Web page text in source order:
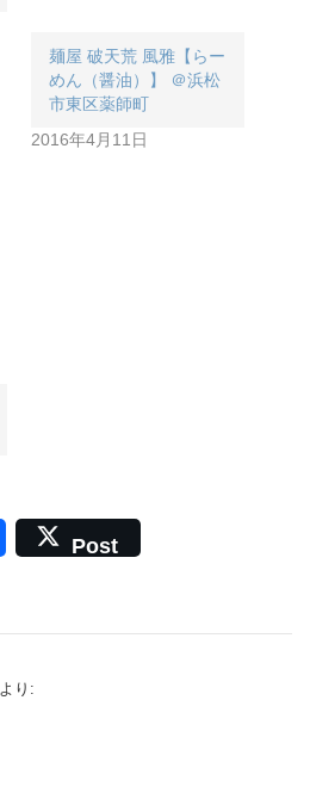
麺屋 破天荒 風雅【らー
めん（醤油）】 ＠浜松
市東区薬師町
2016年4月11日
Post
より: